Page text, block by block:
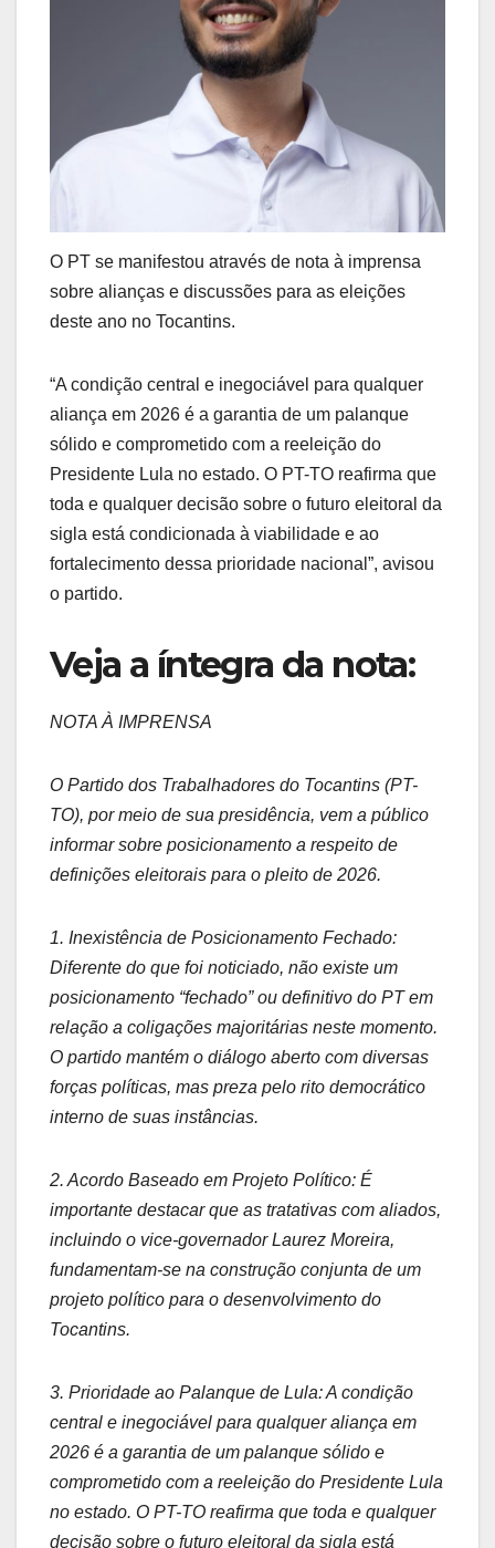
O PT se manifestou através de nota à imprensa
sobre alianças e discussões para as eleições
deste ano no Tocantins.
“A condição central e inegociável para qualquer
aliança em 2026 é a garantia de um palanque
sólido e comprometido com a reeleição do
Presidente Lula no estado. O PT-TO reafirma que
toda e qualquer decisão sobre o futuro eleitoral da
sigla está condicionada à viabilidade e ao
fortalecimento dessa prioridade nacional”, avisou
o partido.
Veja a íntegra da nota:
NOTA À IMPRENSA
​O Partido dos Trabalhadores do Tocantins (PT-
TO), por meio de sua presidência, vem a público
informar sobre posicionamento a respeito de
definições eleitorais para o pleito de 2026.
​1. Inexistência de Posicionamento Fechado:
Diferente do que foi noticiado, não existe um
posicionamento “fechado” ou definitivo do PT em
relação a coligações majoritárias neste momento.
O partido mantém o diálogo aberto com diversas
forças políticas, mas preza pelo rito democrático
interno de suas instâncias.
​2. Acordo Baseado em Projeto Político: É
importante destacar que as tratativas com aliados,
incluindo o vice-governador Laurez Moreira,
fundamentam-se na construção conjunta de um
projeto político para o desenvolvimento do
Tocantins.
​3. Prioridade ao Palanque de Lula: A condição
central e inegociável para qualquer aliança em
2026 é a garantia de um palanque sólido e
comprometido com a reeleição do Presidente Lula
no estado. O PT-TO reafirma que toda e qualquer
decisão sobre o futuro eleitoral da sigla está